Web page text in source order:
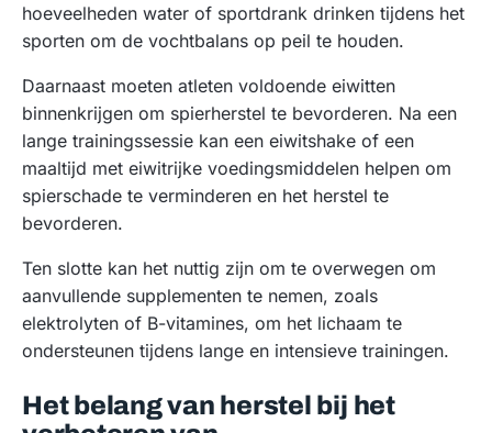
hoeveelheden water of sportdrank drinken tijdens het
sporten om de vochtbalans op peil te houden.
Daarnaast moeten atleten voldoende eiwitten
binnenkrijgen om spierherstel te bevorderen. Na een
lange trainingssessie kan een eiwitshake of een
maaltijd met eiwitrijke voedingsmiddelen helpen om
spierschade te verminderen en het herstel te
bevorderen.
Ten slotte kan het nuttig zijn om te overwegen om
aanvullende supplementen te nemen, zoals
elektrolyten of B-vitamines, om het lichaam te
ondersteunen tijdens lange en intensieve trainingen.
Het belang van herstel bij het